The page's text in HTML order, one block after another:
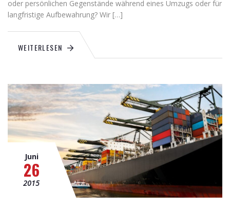
oder persönlichen Gegenstände während eines Umzugs oder für
langfristige Aufbewahrung? Wir […]
WEITERLESEN
Juni
26
2015